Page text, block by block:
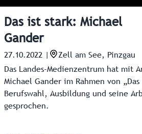
Das ist stark: Michael
Gander
27.10.2022
Zell am See, Pinzgau
Das Landes-Medienzentrum hat mit
Michael Gander im Rahmen von
Berufswahl, Ausbildung und seine
gesprochen.